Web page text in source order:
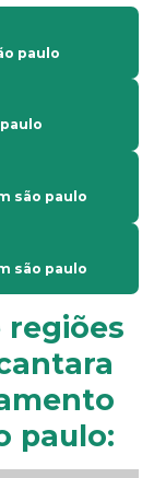
paulo
são paulo
são paulo
regiões
paulo: